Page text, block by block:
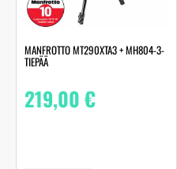
MANFROTTO MT290XTA3 + MH804-3-
TIEPÄÄ
219,00€